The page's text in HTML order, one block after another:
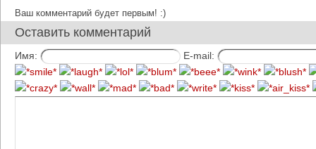
Ваш комментарий будет первым! :)
Оставить комментарий
Имя: E-mail: